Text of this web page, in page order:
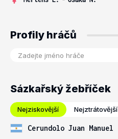
Profily hráčů
Sázkařský žebříček
Nejziskovější Nejztrátovější
Cerundolo Juan Manuel